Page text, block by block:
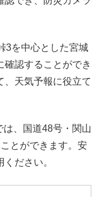
3を中心とした宮城
確認することができ
、天気予報に役立て
は、国道48号・関山
とができます。安
ださい。